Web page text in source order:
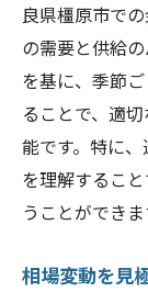
良県橿原市で
の需要と供給
を基に、季節
ることで、適
能です。特に
を理解するこ
うことができま
相場変動を見